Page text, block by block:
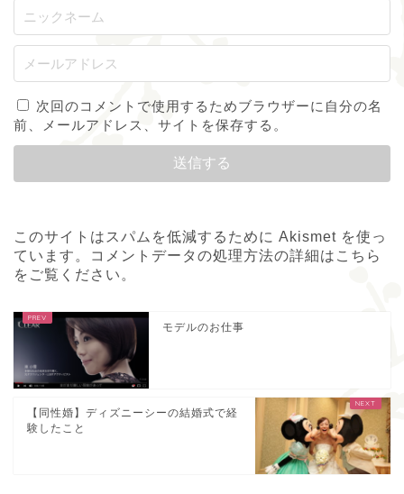
次回のコメントで使用するためブラウザーに自分の名
前、メールアドレス、サイトを保存する。
このサイトはスパムを低減するために Akismet を使っ
ています。
コメントデータの処理方法の詳細はこちら
をご覧ください 。
モデルのお仕事
【同性婚】ディズニーシーの結婚式で経
験したこと